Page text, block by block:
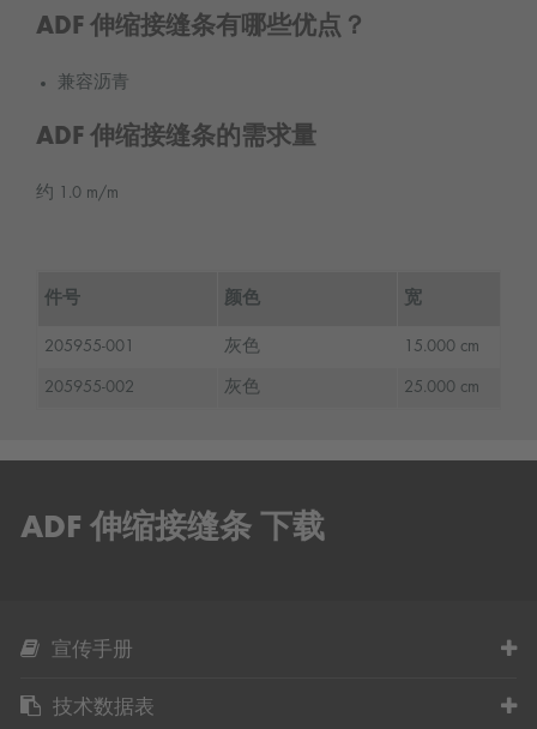
ADF 伸缩接缝条有哪些优点？
兼容沥青
ADF 伸缩接缝条的需求量
约 1.0 m/m
件号 颜色 宽
205955-001 灰色 15.000 cm
205955-002 灰色 25.000 cm
ADF 伸缩接缝条 下载
宣传手册
技术数据表